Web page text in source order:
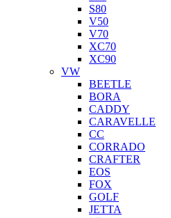
S80
V50
V70
XC70
XC90
VW
BEETLE
BORA
CADDY
CARAVELLE
CC
CORRADO
CRAFTER
EOS
FOX
GOLF
JETTA